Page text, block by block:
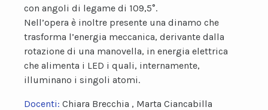
con angoli di legame di 109,5°.
Nell’opera è inoltre presente una dinamo che
trasforma l’energia meccanica, derivante dalla
rotazione di una manovella, in energia elettrica
che alimenta i LED i quali, internamente,
illuminano i singoli atomi.
Docenti: Chiara Brecchia , Marta Ciancabilla